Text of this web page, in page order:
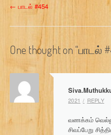
P
o
s
a
v
← பாடல் #454
One thought on “பாடல்
2021
REPLY
வணக்கம்
சிவப்பேறு